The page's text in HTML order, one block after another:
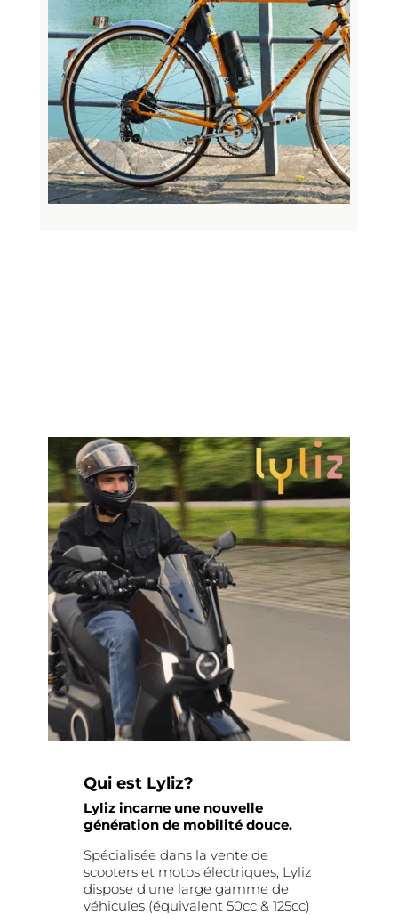
Qui est Lyliz?
Lyliz incarne une nouvelle
génération de mobilité douce.
Spécialisée dans la vente de
scooters et motos électriques, Lyliz
dispose d’une large gamme de
véhicules (équivalent 50cc & 125cc)